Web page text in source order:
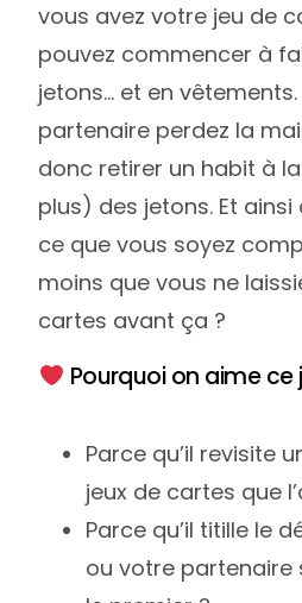
vous avez votre jeu de
pouvez commencer à
jetons… et en
partenaire perdez la
donc retirer un habit à
plus) des jetons. Et ainsi
ce que vous soyez
moins que vous ne
cartes avant ça ?
Pourquoi on aime ce
Parce qu’il revisite
jeux de cartes que
Parce qu’il titille le
ou votre partenaire